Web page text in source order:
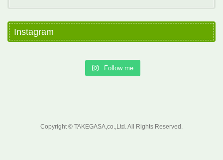
Instagram
Follow me
Copyright © TAKEGASA,co.,Ltd. All Rights Reserved.